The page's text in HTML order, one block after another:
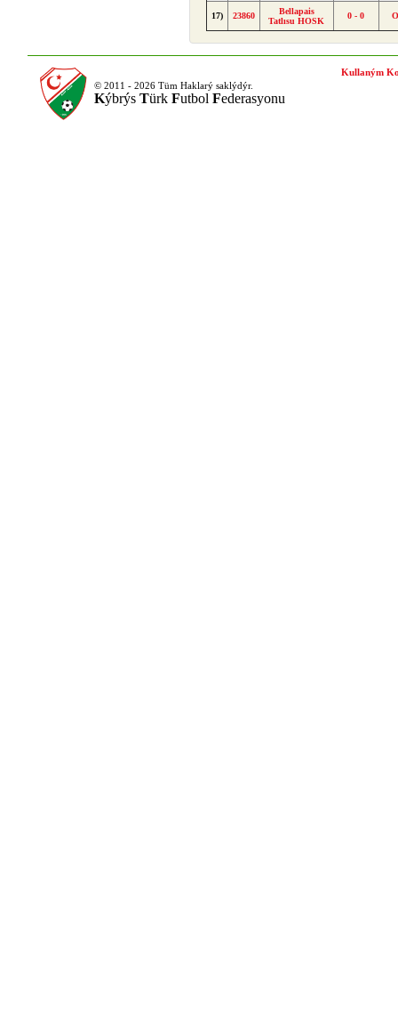
17) 23860
Bellapais
Tatlısu HOSK
0 - 0
© 2011 - 2026 Tüm Haklarý saklýdýr.
Kýbrýs Türk Futbol Federasyonu
Kullaným